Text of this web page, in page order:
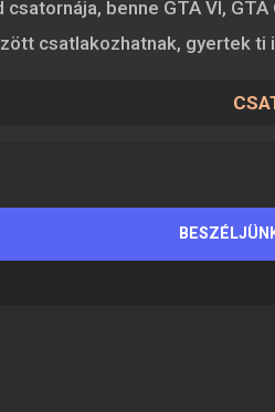
benne GTA VI,
csatlakozhatnak, gyertek ti